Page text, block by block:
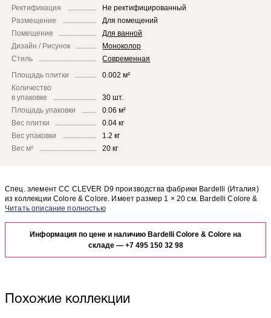
Ректификация
Не ректифицированный
Размещение
Для помещений
Помещение
Для ванной
Дизайн / Рисунок
Моноколор
Стиль
Современная
Площадь плитки
0.002 м²
Количество
в упаковке
30 шт.
Площадь упаковки
0.06 м²
Вес плитки
0.04 кг
Вес упаковки
1.2 кг
Вес м²
20 кг
Спец. элемент CC CLEVER D9 производства фабрики Bardelli (Италия)
из коллекции Colore & Colore. Имеет размер 1 × 20 см. Bardelli Colore &
Colore CC CLEVER D9 отлично сочетается с другими элементами
отделке Вашего помещения, закажите бесплатный дизайн-проект с
использованием элементов коллекции Bardelli Colore & Colore.
Информация по цене и наличию Bardelli Colore & Colore на
складе — +7 495 150 32 98
Похожие коллекции